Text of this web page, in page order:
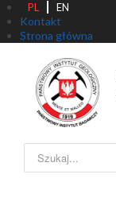
PL EN
Kontakt
Strona główna
Szukaj...